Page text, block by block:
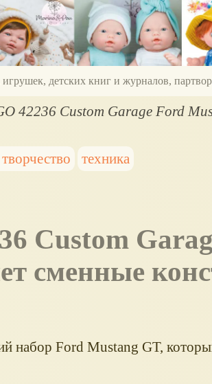
детских книг и журналов,
42236 Custom Garage Ford
техника
сменные
набор Ford Mustang GT,